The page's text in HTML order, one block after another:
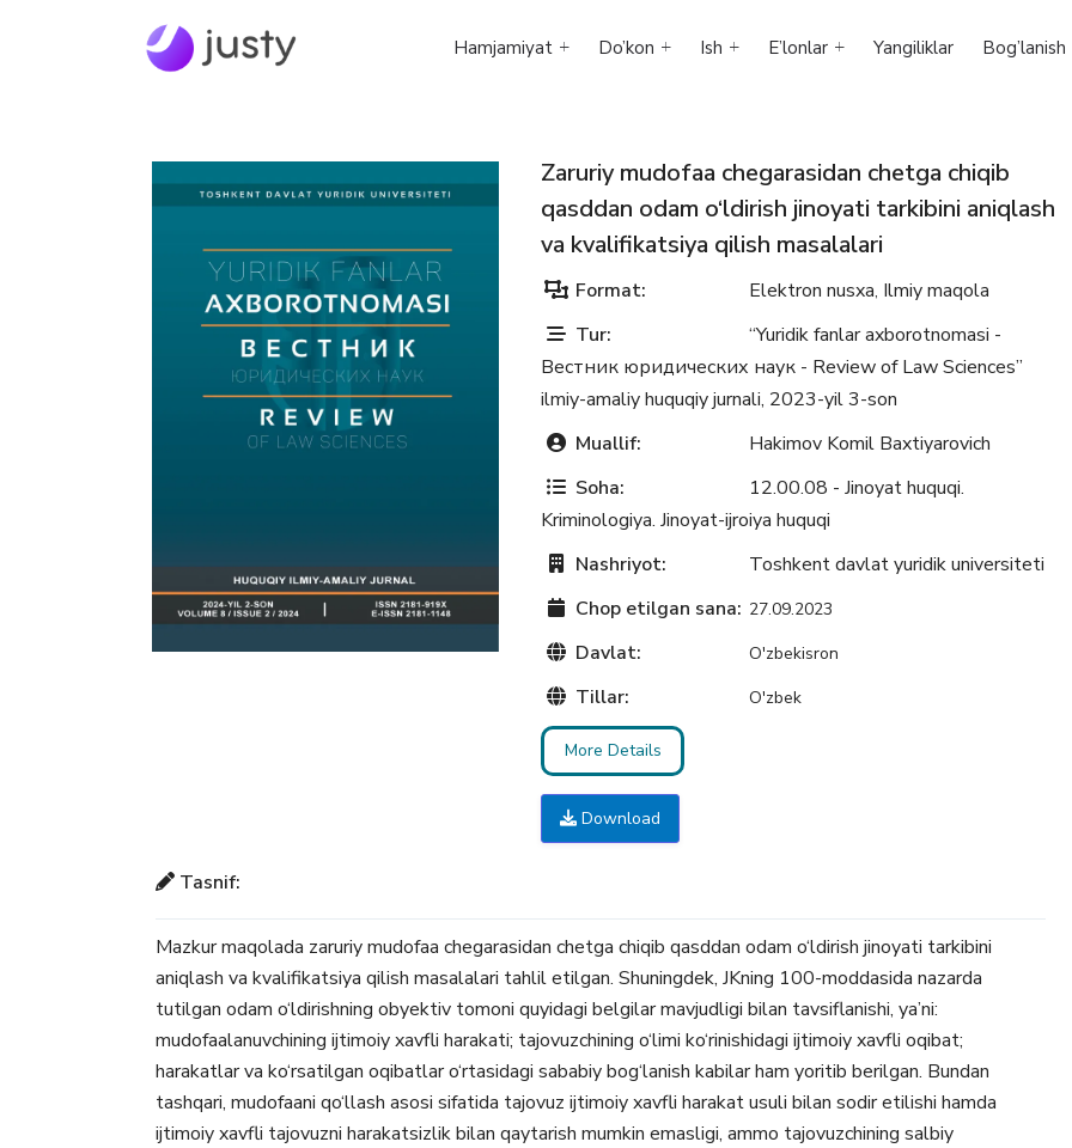
Hamjamiyat Do’kon Ish E’lonlar Yangiliklar Bog’lanish
Zaruriy mudofaa chegarasidan chetga chiqib
qasddan odam o‘ldirish jinoyati tarkibini aniqlash
va kvalifikatsiya qilish masalalari
Format: Elektron nusxa, Ilmiy maqola
Tur:
“Yuridik fanlar axborotnomasi -
Вестник юридических наук - Review of Law Sciences”
ilmiy-amaliy huquqiy jurnali, 2023-yil 3-son
Muallif:
Hakimov Komil Baxtiyarovich
Soha:
12.00.08 - Jinoyat huquqi.
Kriminologiya. Jinoyat-ijroiya huquqi
Nashriyot:
Toshkent davlat yuridik universiteti
Chop etilgan sana: 27.09.2023
Davlat: O'zbekisron
Tillar: O'zbek
More Details
Download
Tasnif:
Mazkur maqolada zaruriy mudofaa chegarasidan chetga chiqib qasddan odam o‘ldirish jinoyati tarkibini
aniqlash va kvalifikatsiya qilish masalalari tahlil etilgan. Shuningdek, JKning 100-moddasida nazarda
tutilgan odam o‘ldirishning obyektiv tomoni quyidagi belgilar mavjudligi bilan tavsiflanishi, ya’ni:
mudofaalanuvchining ijtimoiy xavfli harakati; tajovuzchining o‘limi ko‘rinishidagi ijtimoiy xavfli oqibat;
harakatlar va ko‘rsatilgan oqibatlar o‘rtasidagi sababiy bog‘lanish kabilar ham yoritib berilgan. Bundan
tashqari, mudofaani qo‘llash asosi sifatida tajovuz ijtimoiy xavfli harakat usuli bilan sodir etilishi hamda
ijtimoiy xavfli tajovuzni harakatsizlik bilan qaytarish mumkin emasligi, ammo tajovuzchining salbiy